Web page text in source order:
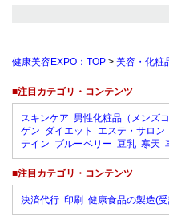
健康美容EXPO：TOP > 美容・化粧
■注目カテゴリ・コンテンツ
スキンケア 男性化粧品（メンズコ
ゲン ダイエット エステ・サロン
テイン ブルーベリー 豆乳 寒天
■注目カテゴリ・コンテンツ
決済代行 印刷 健康食品の製造(